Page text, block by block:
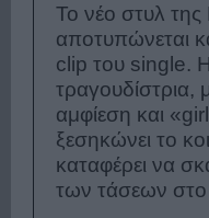
Το νέο στυλ της
αποτυπώνεται
clip του single.
αμφίεση και
ξεσηκώνει το
καταφέρει να
των τάσεων